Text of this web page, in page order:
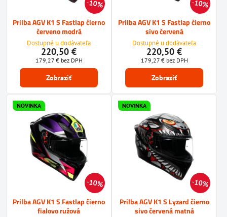
10%
Prilba AGV K1 S Fastlap čierno
červeno modrá
Dostupné u dodávateľa
220,50 €
179,27 € bez DPH
Zobraziť
10%
Prilba AGV K1 S Fastlap čierno
sivo červená
Dostupné u dodávateľa
220,50 €
179,27 € bez DPH
Zobraziť
10%
NOVINKA
Prilba AGV K1 S Fastlap čierno
fialovo ružová
10%
NOVINKA
Prilba AGV K1 S Lyzard čierno
sivo červená matná